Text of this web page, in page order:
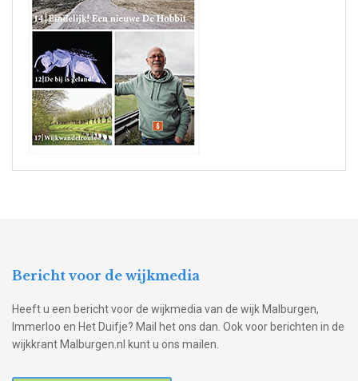
Bericht voor de wijkmedia
Heeft u een bericht voor de wijkmedia van de wijk Malburgen,
Immerloo en Het Duifje? Mail het ons dan. Ook voor berichten in de
wijkkrant Malburgen.nl kunt u ons mailen.